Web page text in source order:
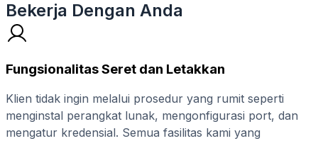
Bekerja Dengan Anda
Fungsionalitas Seret dan Letakkan
Klien tidak ingin melalui prosedur yang rumit seperti
menginstal perangkat lunak, mengonfigurasi port, dan
mengatur kredensial. Semua fasilitas kami yang